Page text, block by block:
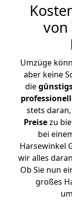
von
Umzüge
aber keine
die
stets
Preisezu
bei
Harsewinkel
wir alles
Ob Sie nun
großes